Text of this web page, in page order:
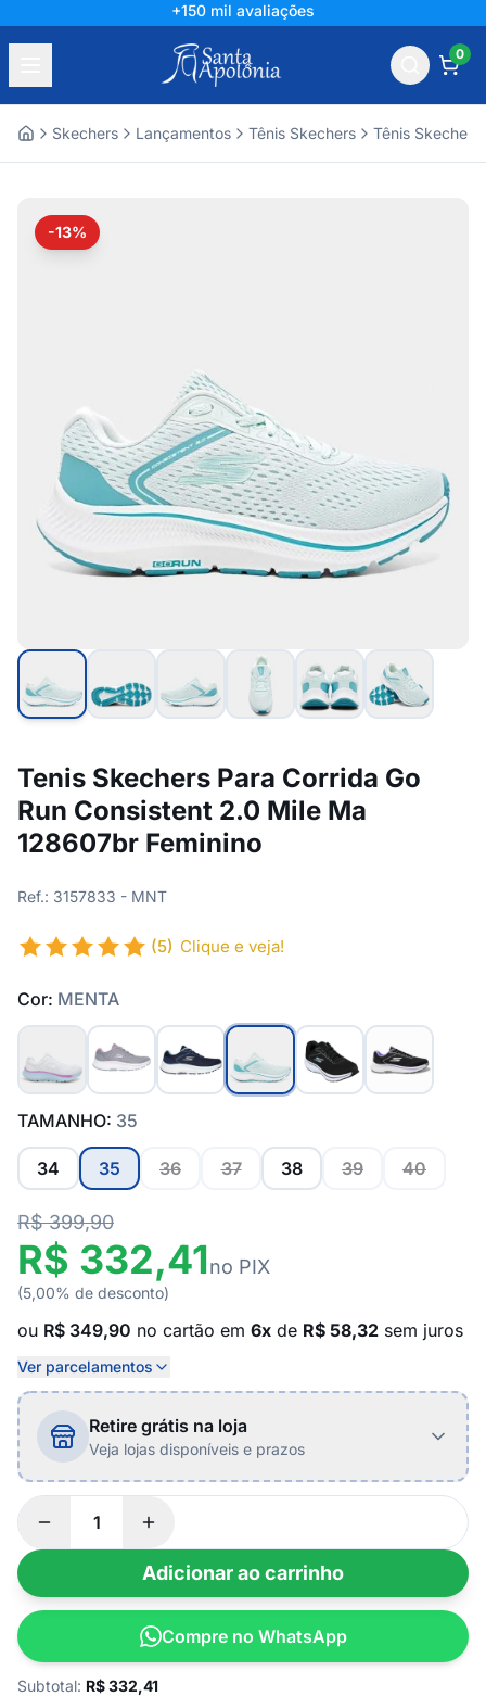
+150 mil avaliações
0
Skechers Lançamentos Tênis Skechers Tênis Skechers
-13%
Tenis Skechers Para Corrida Go
Run Consistent 2.0 Mile Ma
128607br Feminino
Ref.: 3157833 - MNT
(5) Clique e veja!
Cor: MENTA
TAMANHO: 35
34 35 36 37 38 39 40
R$ 399,90
R$ 332,41no PIX
(5,00% de desconto)
ou R$ 349,90 no cartão em 6x de R$ 58,32 sem juros
Ver parcelamentos
Retire grátis na loja
Veja lojas disponíveis e prazos
Adicionar ao carrinho
Compre no WhatsApp
Subtotal: R$332,41